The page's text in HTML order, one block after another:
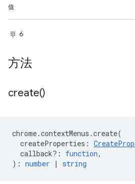
值
6
方法
create()
chrome.contextMenus .create(
createProperties :
callback? : function,
) : number | string